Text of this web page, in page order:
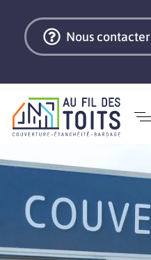
Nous contacter